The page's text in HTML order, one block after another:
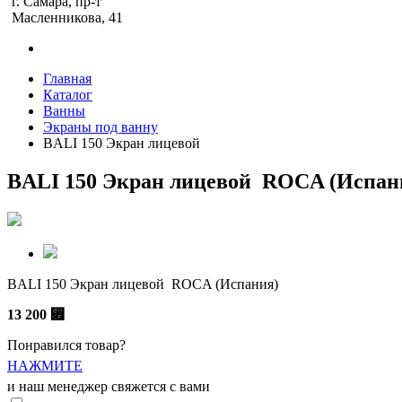
Масленникова, 41
Главная
Каталог
Ванны
Экраны под ванну
BALI 150 Экран лицевой
BALI 150 Экран лицевой ROCA
BALI 150 Экран лицевой ROCA (Испания)
13 200 ⃏
Понравился товар?
НАЖМИТЕ
и наш менеджер свяжется с вами